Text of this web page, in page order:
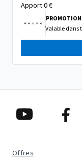
Apport 0€
Valable dans
Offres